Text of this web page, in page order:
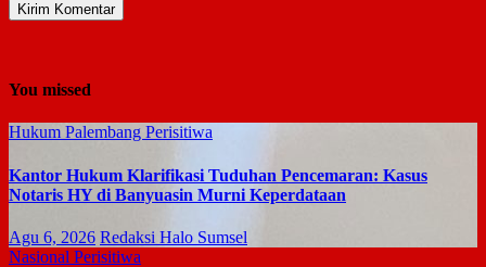
You missed
Hukum Palembang Perisitiwa
Kantor Hukum Klarifikasi Tuduhan Pencemaran: Kasus
Notaris HY di Banyuasin Murni Keperdataan
Agu 6, 2026 Redaksi Halo Sumsel
Nasional Perisitiwa